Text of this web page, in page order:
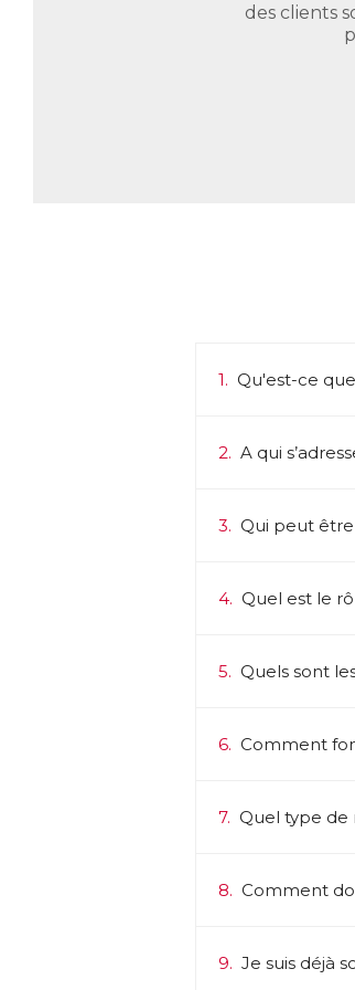
des clients
1. Qu'est-ce
2. A qui
3. Qui peut
4. Quel est le
5. Quels sont
6. Comment
7. Quel type de
8. Comment
9. Je suis déjà